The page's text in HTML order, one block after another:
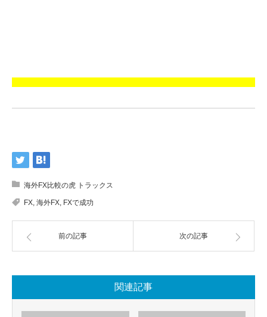
海外FX比較の虎 トラックス
FX, 海外FX, FXで成功
前の記事 次の記事
関連記事